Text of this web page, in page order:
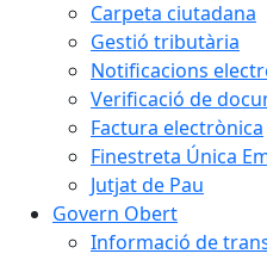
Carpeta ciutadana
Gestió tributària
Notificacions
Verificació de
Factura electrònica
Finestreta Única
Jutjat de Pau
Govern Obert
Informació de